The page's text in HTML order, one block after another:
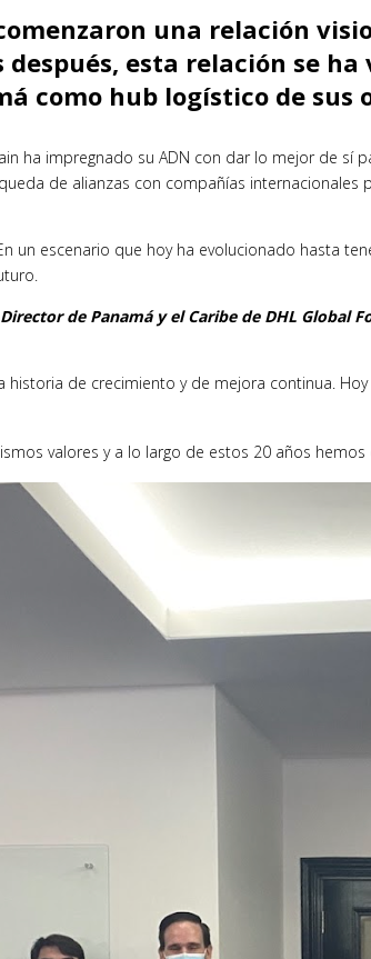
comenzaron una relación
después, esta relación se
como hub logístico de sus
ha impregnado su ADN con dar lo mejor de
de alianzas con compañías internacionales
un escenario que hoy ha evolucionado hasta
de Panamá y el Caribe de DHL Global
de crecimiento y de mejora continua.
valores y a lo largo de estos 20 años